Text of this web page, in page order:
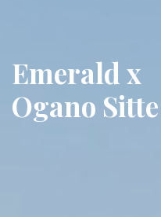
Emerald x
Ogano Sitte